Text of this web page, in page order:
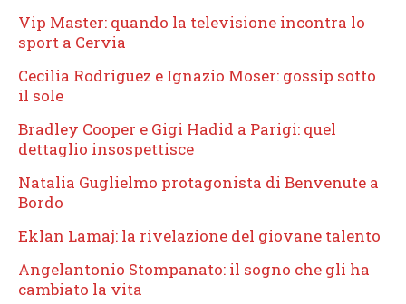
Vip Master: quando la televisione incontra lo
sport a Cervia
Cecilia Rodriguez e Ignazio Moser: gossip sotto
il sole
Bradley Cooper e Gigi Hadid a Parigi: quel
dettaglio insospettisce
Natalia Guglielmo protagonista di Benvenute a
Bordo
Eklan Lamaj: la rivelazione del giovane talento
Angelantonio Stompanato: il sogno che gli ha
cambiato la vita